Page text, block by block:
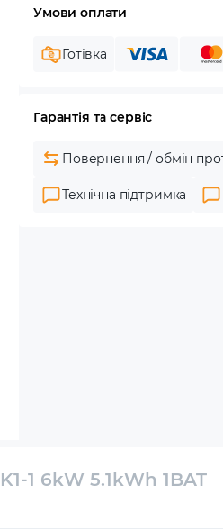
Умови оплати
Готівка
Гарантія та сервіс
Повернення / обмін
Технічна підтримка
1 6kW 5.1kWh 1BAT